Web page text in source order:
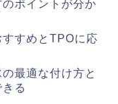
ポイントが分か
すめとTPOに応
最適な付け方と
る